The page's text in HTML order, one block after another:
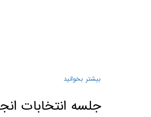
بیشتر بخوانید
جلسه انتخابات انجمن